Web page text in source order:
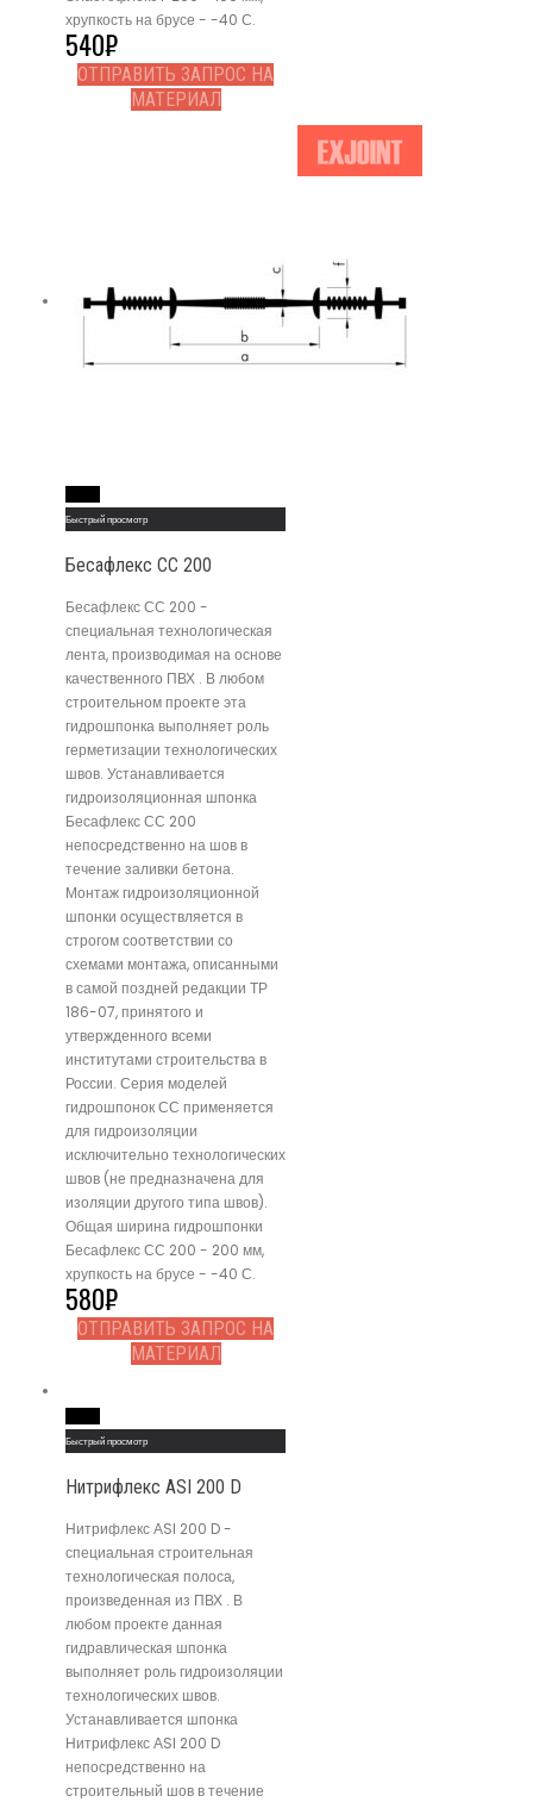
хрупкость на брусе - -40 С.
540₽
ОТПРАВИТЬ ЗАПРОС НА
МАТЕРИАЛ
Быстрый просмотр
Бесафлекс СС 200
Бесафлекс СС 200 -
специальная технологическая
лента, производимая на основе
качественного ПВХ . В любом
строительном проекте эта
гидрошпонка выполняет роль
герметизации технологических
швов. Устанавливается
гидроизоляционная шпонка
Бесафлекс СС 200
непосредственно на шов в
течение заливки бетона.
Монтаж гидроизоляционной
шпонки осуществляется в
строгом соответствии со
схемами монтажа, описанными
в самой поздней редакции ТР
186-07, принятого и
утвержденного всеми
институтами строительства в
России. Серия моделей
гидрошпонок СС применяется
для гидроизоляции
исключительно технологических
швов (не предназначена для
изоляции другого типа швов).
Общая ширина гидрошпонки
Бесафлекс СС 200 - 200 мм,
хрупкость на брусе - -40 С.
580₽
ОТПРАВИТЬ ЗАПРОС НА
МАТЕРИАЛ
Быстрый просмотр
Нитрифлекс АSI 200 D
Нитрифлекс АSI 200 D -
специальная строительная
технологическая полоса,
произведенная из ПВХ . В
любом проекте данная
гидравлическая шпонка
выполняет роль гидроизоляции
технологических швов.
Устанавливается шпонка
Нитрифлекс АSI 200 D
непосредственно на
строительный шов в течение